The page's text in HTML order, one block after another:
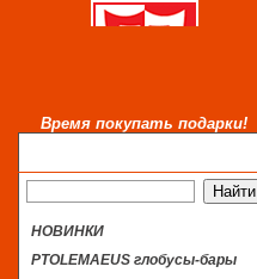
Время покупать подарки!
НОВИНКИ
PTOLEMAEUS глобусы-бары